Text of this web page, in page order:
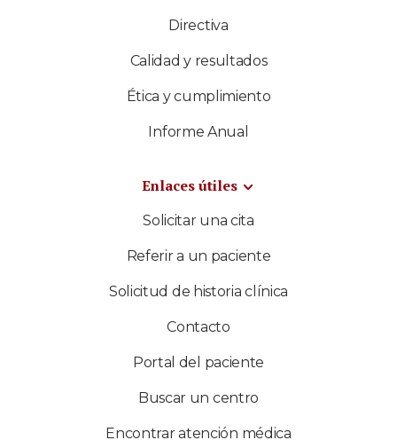
Directiva
Calidad y resultados
Ética y cumplimiento
Informe Anual
Enlaces útiles
Solicitar una cita
Referir a un paciente
Solicitud de historia clínica
Contacto
Portal del paciente
Buscar un centro
Encontrar atención médica